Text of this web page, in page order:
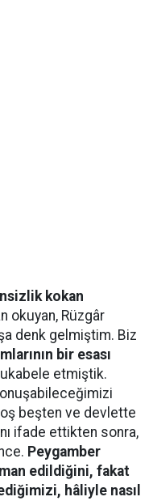
kokan
okuyan, Rüzgâr
denk gelmiştim. Biz
bir esası
etmiştik.
beşten ve devlette
ifade ettikten sonra,
Peygamber
edildiğini, fakat
hâliyle nasıl